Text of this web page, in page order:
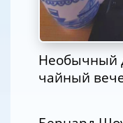
Необычный
чайный